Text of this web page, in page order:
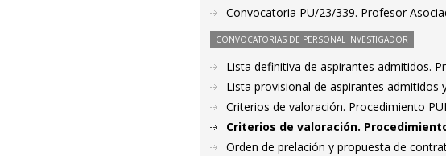
Convocatoria PU/23/339. Profesor
CONVOCATORIAS DE PERSONAL INVESTIGADOR
Lista definitiva de aspirantes admitidos.
Lista provisional de aspirantes admitidos
Criterios de valoración. Procedimiento
Criterios de valoración.
Orden de prelación y propuesta de